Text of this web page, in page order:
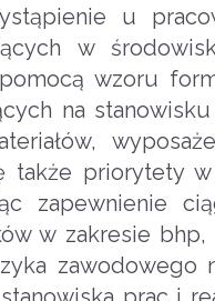
u
w
wzoru
na
także priorytety
zapewnienie
w zakresie
zawodowego